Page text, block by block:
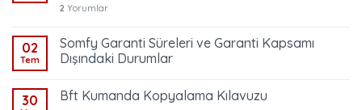
2 Yorumlar
02
Tem
Somfy Garanti Süreleri ve Garanti Kapsamı
Dışındaki Durumlar
30 Bft Kumanda Kopyalama Kılavuzu